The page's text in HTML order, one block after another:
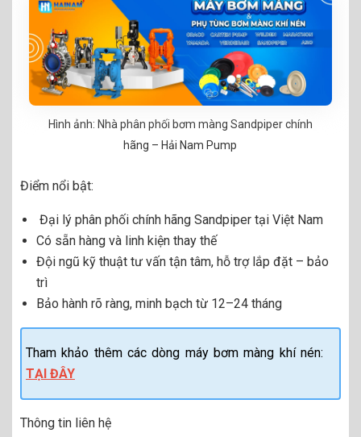
Hình ảnh: Nhà phân phối bơm màng Sandpiper chính
hãng – Hải Nam Pump
Điểm nổi bật:
Đại lý phân phối chính hãng Sandpiper tại Việt Nam
Có sẵn hàng và linh kiện thay thế
Đội ngũ kỹ thuật tư vấn tận tâm, hỗ trợ lắp đặt – bảo
trì
Bảo hành rõ ràng, minh bạch từ 12–24 tháng
Tham khảo thêm các dòng máy bơm màng khí nén:
TẠI ĐÂY
Thông tin liên hệ